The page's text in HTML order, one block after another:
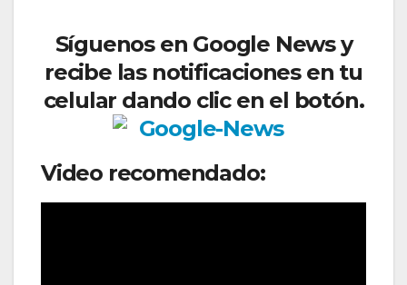
Síguenos en Google News y
recibe las notificaciones en tu
celular dando clic en el botón.
Video recomendado: